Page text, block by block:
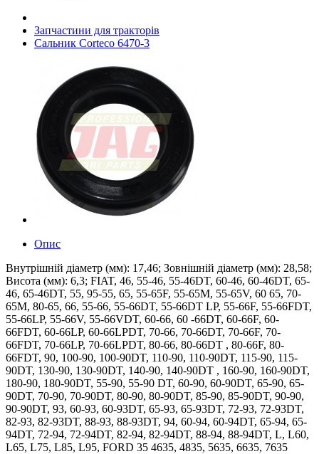
Запчастини для тракторів
Сальник Corteco 6470-3
Опис
Внутрішній діаметр (мм): 17,46; Зовнішній діаметр (мм): 28,58;
Висота (мм): 6,3; FIAT, 46, 55-46, 55-46DT, 60-46, 60-46DT, 65-
46, 65-46DT, 55, 95-55, 65, 55-65F, 55-65M, 55-65V, 60 65, 70-
65M, 80-65, 66, 55-66, 55-66DT, 55-66DT LP, 55-66F, 55-66FDT,
55-66LP, 55-66V, 55-66VDT, 60-66, 60 -66DT, 60-66F, 60-
66FDT, 60-66LP, 60-66LPDT, 70-66, 70-66DT, 70-66F, 70-
66FDT, 70-66LP, 70-66LPDT, 80-66, 80-66DT , 80-66F, 80-
66FDT, 90, 100-90, 100-90DT, 110-90, 110-90DT, 115-90, 115-
90DT, 130-90, 130-90DT, 140-90, 140-90DT , 160-90, 160-90DT,
180-90, 180-90DT, 55-90, 55-90 DT, 60-90, 60-90DT, 65-90, 65-
90DT, 70-90, 70-90DT, 80-90, 80-90DT, 85-90, 85-90DT, 90-90,
90-90DT, 93, 60-93, 60-93DT, 65-93, 65-93DT, 72-93, 72-93DT,
82-93, 82-93DT, 88-93, 88-93DT, 94, 60-94, 60-94DT, 65-94, 65-
94DT, 72-94, 72-94DT, 82-94, 82-94DT, 88-94, 88-94DT, L, L60,
L65, L75, L85, L95, FORD 35 4635, 4835, 5635, 6635, 7635